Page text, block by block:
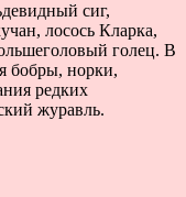
сиг,
лосось Кларка,
голец. В
бобры, норки,
редких
журавль.